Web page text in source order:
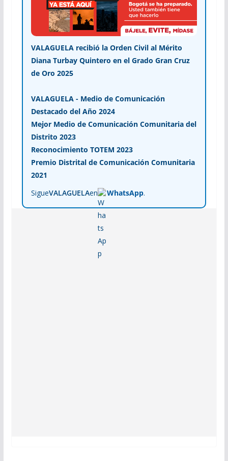
VALAGUELA recibió la Orden Civil al Mérito
Diana Turbay Quintero en el Grado Gran Cruz
de Oro 2025
VALAGUELA - Medio de Comunicación
Destacado del Año 2024
Mejor Medio de Comunicación Comunitaria del
Distrito 2023
Reconocimiento TOTEM 2023
Premio Distrital de Comunicación Comunitaria
2021
SigueVALAGUELAen WhatsApp.